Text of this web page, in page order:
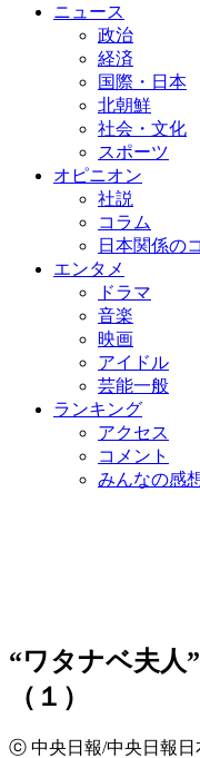
ニュース
政治
経済
国際・日本
北朝鮮
社会・文化
スポーツ
オピニオン
社説
コラム
日本関係の
エンタメ
ドラマ
音楽
映画
アイドル
芸能一般
ランキング
アクセス
コメント
みんなの感
“ワタナベ夫人
（１）
ⓒ 中央日報/中央日報日